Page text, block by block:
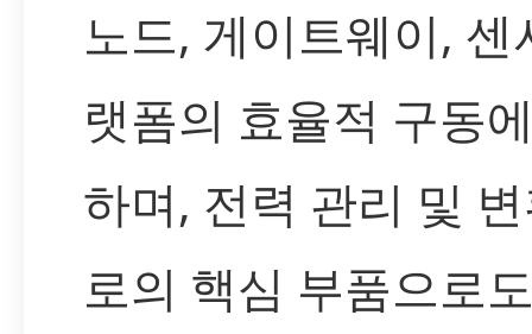
노드, 게이트웨이, 센
랫폼의 효율적 구동
하며, 전력 관리 및
로의 핵심 부품으로